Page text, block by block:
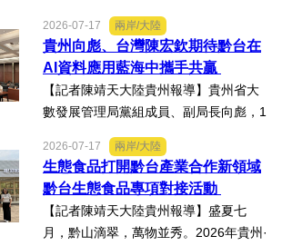
貴州·臺灣經貿交流合作懇談會、黔台特
色產業助力鄉村振興對接會的臺灣嘉賓
組團，7月15日，到興仁市實地考察，深
入調研興仁薏仁米...
2026-07-17 兩岸/大陸
貴州向彪、台灣陳宏欽期待黔台在
AI資料應用藍海中攜手共贏
【記者陳靖天大陸貴州報導】貴州省大
數發展管理局黨組成員、副局長向彪，1
4日，在2026年貴州・臺灣經貿交流合
作懇談會黔台大數據與人工智能產業對
接會上表示，召開黔台大數據與人工智
能產業對接會，旨在搭建兩...
2026-07-17 兩岸/大陸
生態食品打開黔台產業合作新領域
黔台生態食品專項對接活動
【記者陳靖天大陸貴州報導】盛夏七
月，黔山滴翠，萬物並秀。2026年貴州·